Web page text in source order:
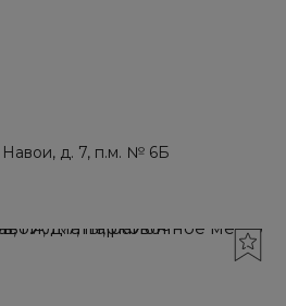
Навои, д. 7, п.м. № 6Б